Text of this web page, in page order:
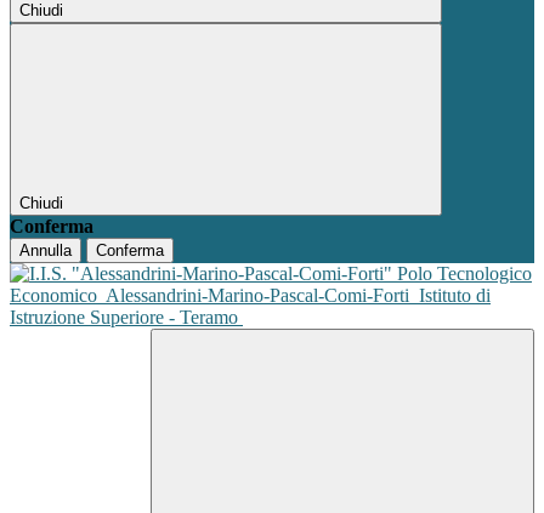
Chiudi
Chiudi
Conferma
Annulla Conferma
Polo Tecnologico
Economico Alessandrini-Marino-Pascal-Comi-Forti Istituto di
Istruzione Superiore - Teramo